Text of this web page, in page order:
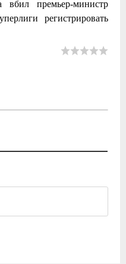
премьер-министр
регистрировать